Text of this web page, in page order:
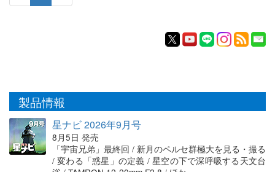
製品情報
星ナビ 2026年9月号
8月5日 発売
「宇宙兄弟」最終回 / 新月のペルセ群極大を見る・撮る
/ 変わる「惑星」の定義 / 星空の下で深呼吸する天文台